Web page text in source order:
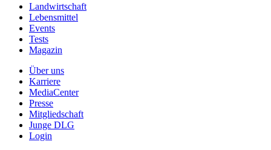
Landwirtschaft
Lebensmittel
Events
Tests
Magazin
Über uns
Karriere
MediaCenter
Presse
Mitgliedschaft
Junge DLG
Login